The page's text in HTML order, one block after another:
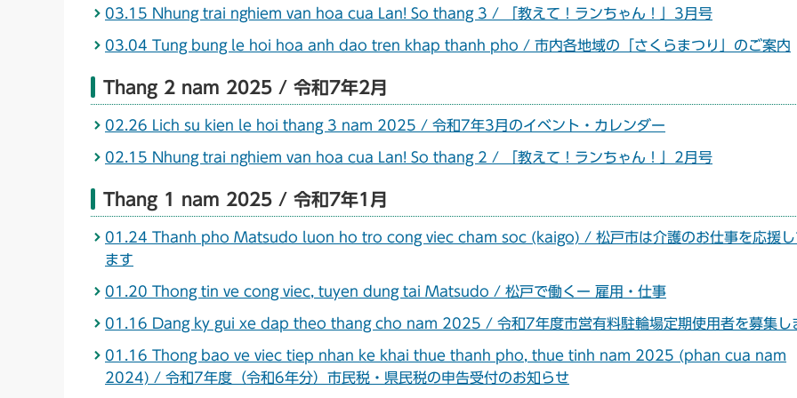
03.15 Nhung trai nghiem van hoa cua Lan! So thang 3 / 「教えて！ランちゃん！」3月号
03.04 Tung bung le hoi hoa anh dao tren khap thanh pho / 市内各地域の「さくらまつり」のご案内
Thang 2 nam 2025 / 令和7年2月
02.26 Lich su kien le hoi thang 3 nam 2025 / 令和7年3月のイベント・カレンダー
02.15 Nhung trai nghiem van hoa cua Lan! So thang 2 / 「教えて！ランちゃん！」2月号
Thang 1 nam 2025 / 令和7年1月
01.24 Thanh pho Matsudo luon ho tro cong viec cham soc (kaigo) / 松戸市は介護のお仕事を応援し
ます
01.20 Thong tin ve cong viec, tuyen dung tai Matsudo / 松戸で働くー 雇用・仕事
01.16 Dang ky gui xe dap theo thang cho nam 2025 / 令和7年度市営有料駐輪場定期使用者を募集し
01.16 Thong bao ve viec tiep nhan ke khai thue thanh pho, thue tinh nam 2025 (phan cua nam
2024) / 令和7年度（令和6年分）市民税・県民税の申告受付のお知らせ